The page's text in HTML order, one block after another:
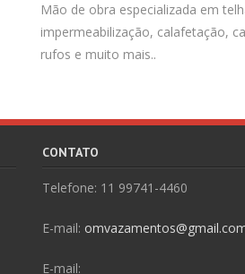
Mão de obra especializada em
impermeabilização, calafetação,
rufos e muito mais..
CONTATO
Telefone: 11 99741-4460
E-mail:
E-mail: